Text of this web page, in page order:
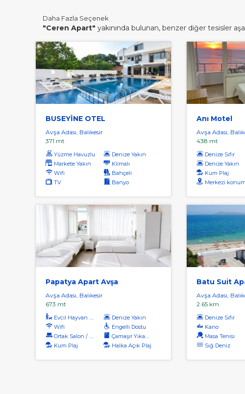
Daha Fazla Seçenek
"Ceren Apart" yakınında bulunan, benzer diğer tesisler
BUSEYİNE OTEL
Avşa Adası, Balıkesir
371 mt
Yüzme Havuzlu
Denize Yakın
Markete Yakın
Klimalı
Wifi
Bahçeli
TV
Banyo
Anı Motel
Avşa Adası,
438 mt
Denize Sıfır
Denize Yakın
Kum Plaj
Merkezi konum
Papatya Apart Avşa
Avşa Adası, Balıkesir
673 mt
Evcil Hayvan Kabul
Denize Yakın
Wifi
Engelli Dostu
Ortak Salon / Tv Alanı
Çamaşır Yıkama
Kum Plaj
Halka Açık Plaj
Batu Suit
Avşa Adası,
2.65 km
Denize Sıfır
Kano
Masa Tenisi
Sığ Deniz